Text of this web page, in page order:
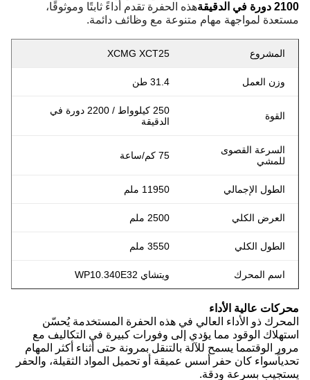
2100 دورة في الدقيقة
هذه الحفرة تقدم أداءً ثابتًا وموثوقًا،
مستعدة لمواجهة مهام متنوعة مع وظائف دائمة.
المشروع XCMG XCT25
وزن العمل 31.4 طن
القوة
250 كيلوواط / 2200 دورة في
الدقيقة
السرعة القصوى
للمشي
75 كم/ساعة
الطول الإجمالي 11950 ملم
العرض الكلي 2500 ملم
الطول الكلي 3550 ملم
اسم المحرك ويتشاي WP10.340E32
محركات عالية الأداء
المحرك ذو الأداء العالي في هذه الحفرة المستخدمة يُحسّن
استهلاك الوقود مما يؤدي إلى وفورات كبيرة في التكاليف مع
مرور الوقتمما يسمح للآلة بالتنقل بمرونة حتى أثناء أكثر المهام
تحدياًسواء كان حفر أسس عميقة أو تحميل المواد الثقيلة، والحفر
يستجيب بسرعة ودقة.